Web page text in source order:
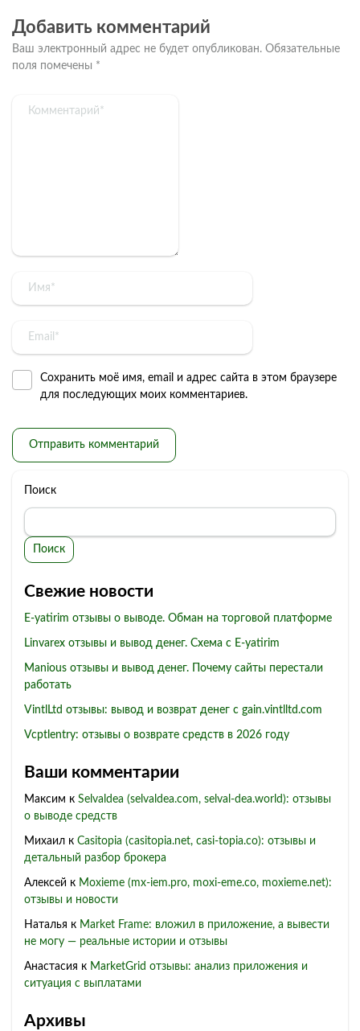
Добавить комментарий
Ваш электронный адрес не будет опубликован. Обязательные
поля помечены *
Сохранить моё имя, email и адрес сайта в этом браузере
для последующих моих комментариев.
Поиск
Поиск
Свежие новости
E-yatirim отзывы о выводе. Обман на торговой платформе
Linvarex отзывы и вывод денег. Схема с E-yatirim
Manious отзывы и вывод денег. Почему сайты перестали
работать
VintlLtd отзывы: вывод и возврат денег с gain.vintlltd.com
Vcptlentry: отзывы о возврате средств в 2026 году
Ваши комментарии
Максим к Selvaldea (selvaldea.com, selval-dea.world): отзывы
о выводе средств
Михаил к Casitopia (casitopia.net, casi-topia.co): отзывы и
детальный разбор брокера
Алексей к Moxieme (mx-iem.pro, moxi-eme.co, moxieme.net):
отзывы и новости
Наталья к Market Frame: вложил в приложение, а вывести
не могу — реальные истории и отзывы
Анастасия к MarketGrid отзывы: анализ приложения и
ситуация с выплатами
Архивы